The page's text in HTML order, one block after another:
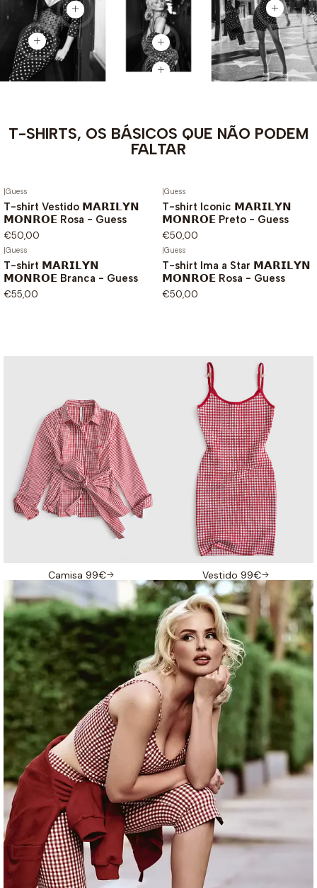
Voir le produit
Voir le produit Voir le
Voir le produit
Voir le produit
T-SHIRTS, OS BÁSICOS QUE NÃO PODEM
FALTAR
|Guess
T-shirt Vestido 𝗠𝗔𝗥𝗜𝗟𝗬𝗡
𝗠𝗢𝗡𝗥𝗢𝗘 Rosa - Guess
€50,00
|Guess
T-shirt Iconic 𝗠𝗔𝗥𝗜𝗟𝗬𝗡
𝗠𝗢𝗡𝗥𝗢𝗘 Preto - Guess
€50,00
|Guess
T-shirt 𝗠𝗔𝗥𝗜𝗟𝗬𝗡
𝗠𝗢𝗡𝗥𝗢𝗘 Branca - Guess
€55,00
|Guess
T-shirt Ima a Star 𝗠𝗔𝗥𝗜𝗟𝗬𝗡
𝗠𝗢𝗡𝗥𝗢𝗘 Rosa - Guess
€50,00
Camisa 99€ Vestido 99€